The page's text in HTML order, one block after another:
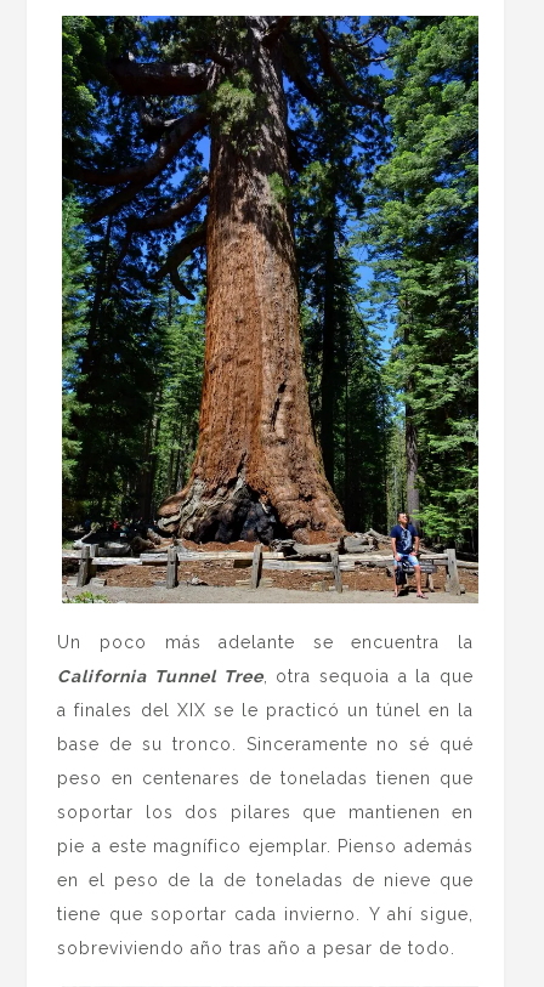
Un poco más adelante se encuentra la
California Tunnel Tree, otra sequoia a la que
a finales del XIX se le practicó un túnel en la
base de su tronco. Sinceramente no sé qué
peso en centenares de toneladas tienen que
soportar los dos pilares que mantienen en
pie a este magnífico ejemplar. Pienso además
en el peso de la de toneladas de nieve que
tiene que soportar cada invierno. Y ahí sigue,
sobreviviendo año tras año a pesar de todo.